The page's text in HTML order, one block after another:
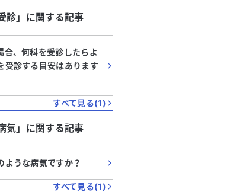
診」に関する記事
合、何科を受診したらよ
受診する目安はあります
すべて見る(1)
気」に関する記事
ような病気ですか？
すべて見る(1)